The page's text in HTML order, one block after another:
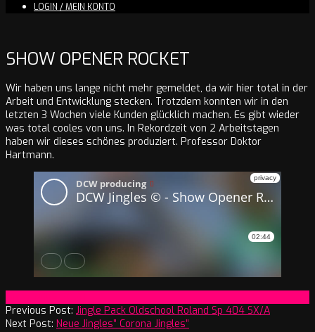
LOGIN / MEIN KONTO
SHOW OPENER ROCKET
Wir haben uns lange nicht mehr gemeldet, da wir hier total in der
Arbeit und Entwicklung stecken. Trotzdem konnten wir in den
letzten 3 Wochen viele Kunden glücklich machen. Es gibt wieder
was total cooles von uns. In Rekordzeit von 2 Arbeitstagen
haben wir dieses schönes produziert. Professor Doktor
Hartmann.
03-
05
Previous Post: Jingle Pack Oldschool Roland Sp 404 SX/A
Next Post: Neue Jingles” Corona Jingles”